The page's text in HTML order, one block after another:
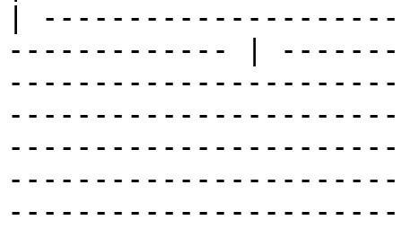
|
------------- |